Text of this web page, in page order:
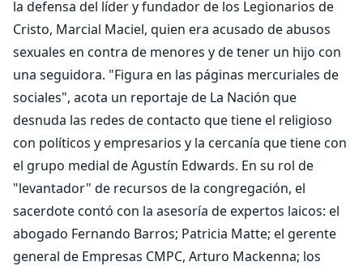
la defensa del líder y fundador de los Legionarios de
Cristo, Marcial Maciel, quien era acusado de abusos
sexuales en contra de menores y de tener un hijo con
una seguidora. "Figura en las páginas mercuriales de
sociales", acota un reportaje de La Nación que
desnuda las redes de contacto que tiene el religioso
con políticos y empresarios y la cercanía que tiene con
el grupo medial de Agustín Edwards. En su rol de
"levantador" de recursos de la congregación, el
sacerdote contó con la asesoría de expertos laicos: el
abogado Fernando Barros; Patricia Matte; el gerente
general de Empresas CMPC, Arturo Mackenna; los